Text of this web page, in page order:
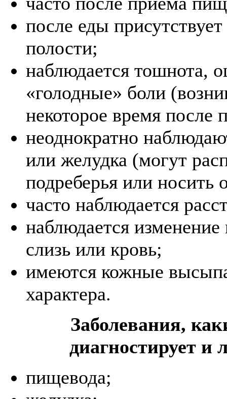
после еды
полости;
наблюдается тошнота,
«голодные» боли
некоторое время
неоднократно
или желудка (могут
подреберья или
часто наблюдается
наблюдается изменение
слизь или кровь;
имеются кожные
характера.
Заболевания,
диагностирует и
пищевода;